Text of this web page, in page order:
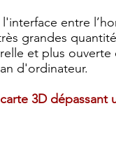
entre
grandes
et plus ouverte
d'ordinateur.
3D dépassant